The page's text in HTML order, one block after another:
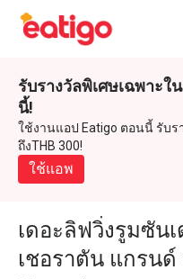
รับรางวัลพิเศษเฉพาะใ
นี้!
ใช้งานแอป Eatigo ตอนนี้ รับ
ถึงTHB 300!
ใช้แอพ
เดอะลิฟวิ่งรูมซันเดย์บรัน
เชอราตัน แกรน